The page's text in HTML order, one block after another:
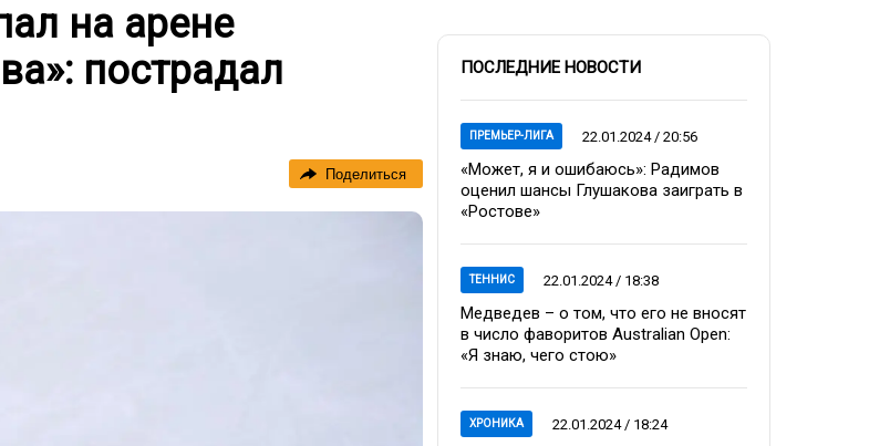
на арене
пострадал
Поделиться
ПОСЛЕДНИЕ НОВОСТИ
ПРЕМЬЕР-ЛИГА 22.01.2024 / 20:56
«Может, я и ошибаюсь»: Радимов
оценил шансы Глушакова заиграть в
«Ростове»
ТЕННИС 22.01.2024 / 18:38
Медведев – о том, что его не вносят
в число фаворитов Australian Open:
«Я знаю, чего стою»
ХРОНИКА 22.01.2024 / 18:24